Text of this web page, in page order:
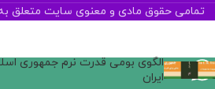
تمامی حقوق مادی و معنوی سایت متعلق
الگوی بومی‌ قدرت نرم جمهوری
ایران